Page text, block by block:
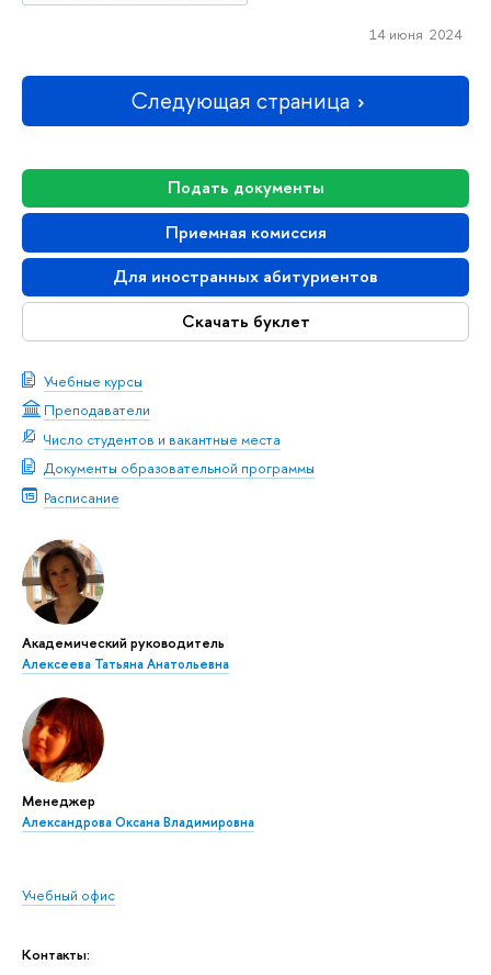
Подать документы
Приемная комиссия
Для иностранных абитуриентов
Скачать буклет
Учебные курсы
Преподаватели
Число студентов и вакантные места
Документы образовательной программы
Расписание
Академический руководитель
Алексеева Татьяна Анатольевна
Менеджер
Александрова Оксана Владимировна
Учебный офис
Контакты:
14 июня 2024
Следующая страница